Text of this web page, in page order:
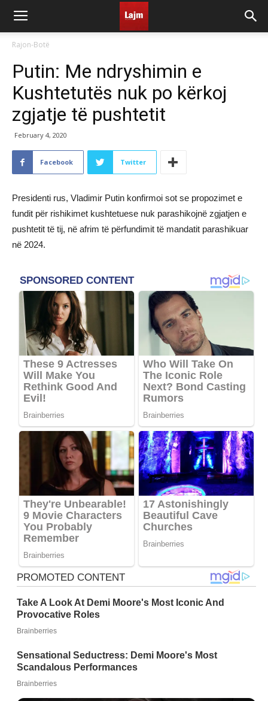
Rajon-Botë
Putin: Me ndryshimin e
Kushtetutës nuk po kërkoj
zgjatje të pushtetit
February 4, 2020
Facebook Twitter
Presidenti rus, Vladimir Putin konfirmoi sot se propozimet e
fundit për rishikimet kushtetuese nuk parashikojnë zgjatjen e
pushtetit të tij, në afrim të përfundimit të mandatit parashikuar
në 2024.